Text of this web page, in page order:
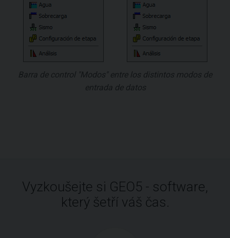
Barra de control "Modos" entre los distintos modos de
entrada de datos
Vyzkoušejte si GEO5 - software,
který šetří váš čas.